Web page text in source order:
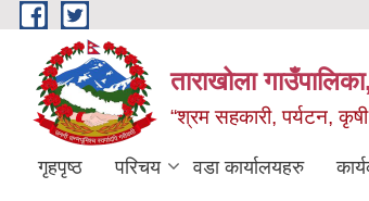
Skip to main content
ताराखोला
“श्रम सहकारी, पर्यटन, कृषी
गृहपृष्ठ परिचय वडा कार्यालयहरु